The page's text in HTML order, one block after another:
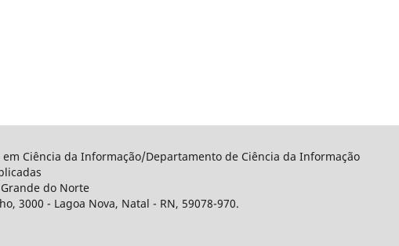
em Ciência da Informação/Departamento de Ciência da Informação
do Norte
3000 - Lagoa Nova, Natal - RN, 59078-970.